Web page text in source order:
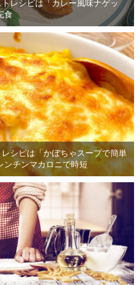
レシピは「カレー風味ナゲッ
食
シピは「かぼちゃスープで簡単
ンチンマカロニで時短